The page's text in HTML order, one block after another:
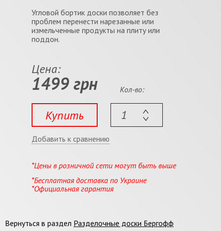
Угловой бортик доски позволяет без
проблем перенести нарезанные или
измельченные продукты на плиту или
поддон.
Цена:
1499 грн
Купить
Кол-во:
Добавить к сравнению
*Цены в розничной сети могут быть выше
*Бесплатная доставка по Украине
*Официальная гарантия
Вернуться в раздел Разделочные доски Бергофф